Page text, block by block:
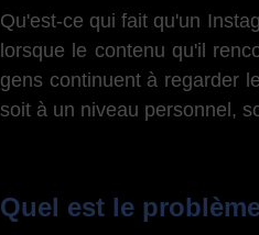
Qu'est-ce qui fait qu'un
lorsque le contenu qu'il
gens continuent à regarder
soit à un niveau personnel,
Quel est le